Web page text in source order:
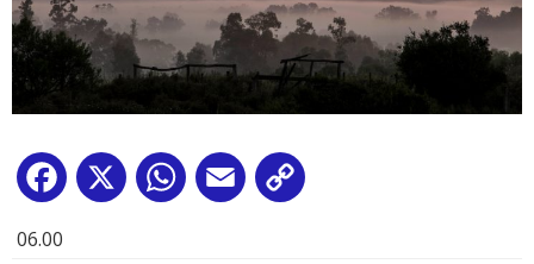
Facebook
X WhatsApp
Email
06.00